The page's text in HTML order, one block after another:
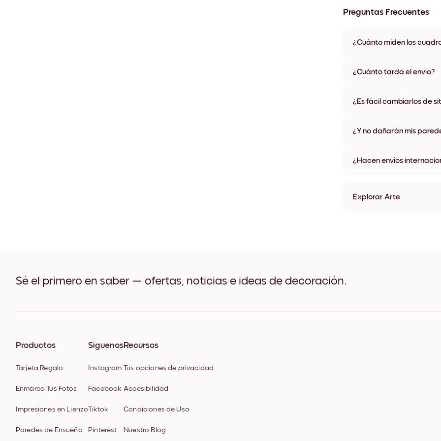
Preguntas Frecuentes
¿Cuánto miden los
materiales y colores de
¿Cuánto tarda el envío?
algunos países. Te
¿Es fácil cambiarlos de
¿Y no dañarán mis
¿Hacen envíos
Explorar Arte
Sé el primero en saber — ofertas, noticias e ideas de decoración.
Productos
Tarjeta Regalo
Enmarca Tus Fotos
Impresiones en Lienzo
Paredes de Ensueño
Síguenos
Instagram
Facebook
Tiktok
Pinterest
Recursos
Tus opciones de privacidad
Accesibilidad
Condiciones de Uso
Nuestro Blog